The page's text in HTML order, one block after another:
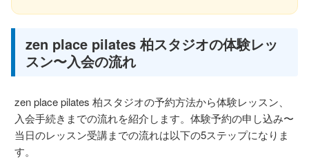
zen place pilates 柏スタジオの体験レッ
スン〜入会の流れ
zen place pilates 柏スタジオの予約方法から体験レッスン、
入会手続きまでの流れを紹介します。体験予約の申し込み〜
当日のレッスン受講までの流れは以下の5ステップになりま
す。